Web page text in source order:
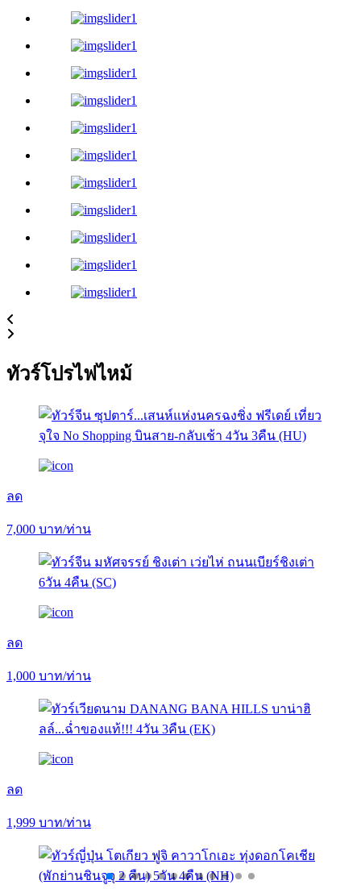
ทัวร์โปรไฟไหม้
ลด
7,000 บาท/ท่าน
ลด
1,000 บาท/ท่าน
ลด
1,999 บาท/ท่าน